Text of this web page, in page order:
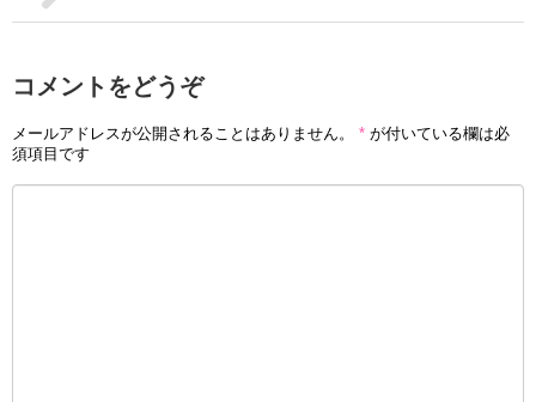
コメントをどうぞ
メールアドレスが公開されることはありません。 * が付いている欄は必
須項目です